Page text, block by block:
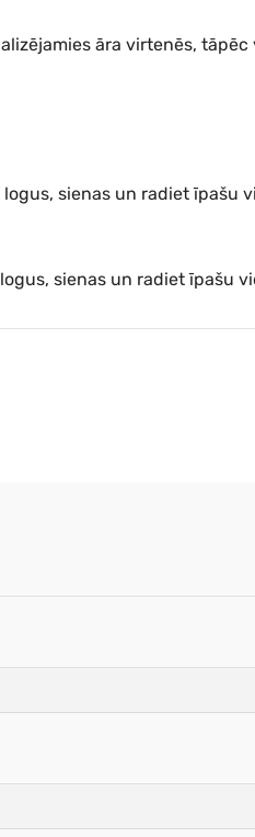
āra virtenēs,
sienas un radiet īpašu
sienas un radiet īpašu